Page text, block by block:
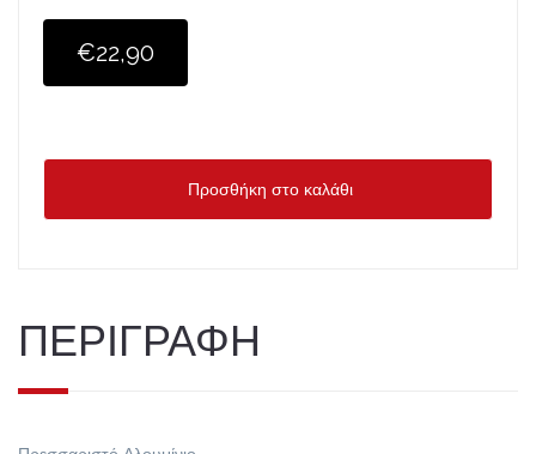
€22,90
Προσθήκη στο καλάθι
ΠΕΡΙΓΡΑΦΗ